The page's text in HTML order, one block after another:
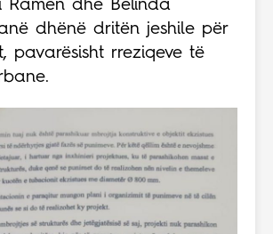
Ramën dhe Belinda
dhënë dritën jeshile për
pavarësisht rreziqeve të